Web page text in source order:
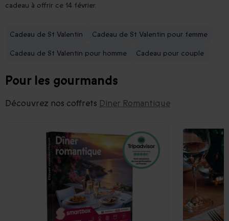
cadeau à offrir ce 14 février.
Cadeau de St Valentin
Cadeau de St Valentin pour femme
Cadeau de St Valentin pour homme
Cadeau pour couple
Pour les gourmands
Découvrez nos coffrets Diner Romantique